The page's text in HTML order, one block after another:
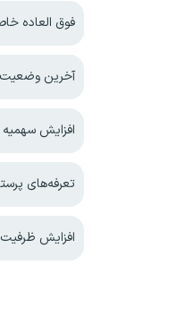
فوق العاده
آخرین وضعیت تخصیص ۲۵ هزار
افزایش
تعرفه‌های
افزایش